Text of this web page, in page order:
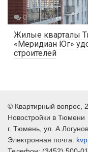
Жилые кварталы
«Меридиан Юг»
строителей
0 4426
© Квартирный вопрос ,
Новостройки в Тюмени
г. Тюмень , ул.
Электронная почта: